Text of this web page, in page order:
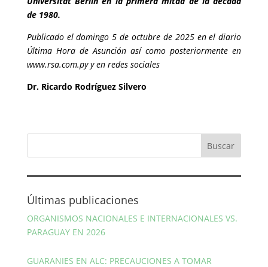
de 1980.
Publicado el domingo 5 de octubre de 2025 en el diario
Última Hora de Asunción así como posteriormente en
www.rsa.com.pyy en redes sociales
Dr. Ricardo Rodríguez Silvero
Últimas publicaciones
ORGANISMOS NACIONALES E INTERNACIONALES VS.
PARAGUAY EN 2026
GUARANIES EN ALC: PRECAUCIONES A TOMAR